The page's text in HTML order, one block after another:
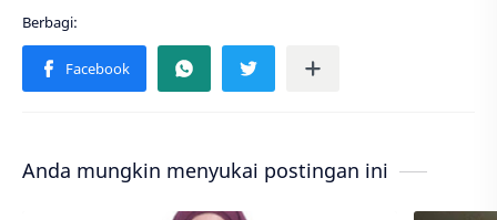
Anda mungkin menyukai postingan ini